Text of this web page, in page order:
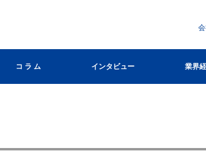
コ ラ ム インタビュー 業界